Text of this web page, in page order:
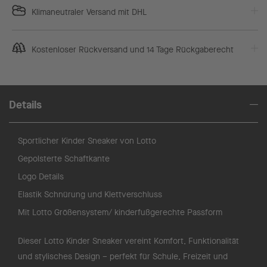
Klimaneutraler Versand mit DHL
Kostenloser Rückversand und 14 Tage Rückgaberecht
Details
Sportlicher Kinder Sneaker von Lotto
Gepolsterte Schaftkante
Logo Details
Elastik Schnürung und Klettverschluss
Mit Lotto Größensystem/ kinderfußgerechte Passform
Dieser Lotto Kinder Sneaker vereint Komfort, Funktionalität
und stylisches Design – perfekt für Schule, Freizeit und